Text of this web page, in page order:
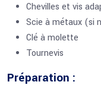
Chevilles et vis
Scie à métaux (si
Clé à molette
Tournevis
Préparation :